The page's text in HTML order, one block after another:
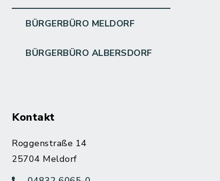
BÜRGERBÜRO MELDORF
BÜRGERBÜRO ALBERSDORF
Kontakt
Roggenstraße 14
25704 Meldorf